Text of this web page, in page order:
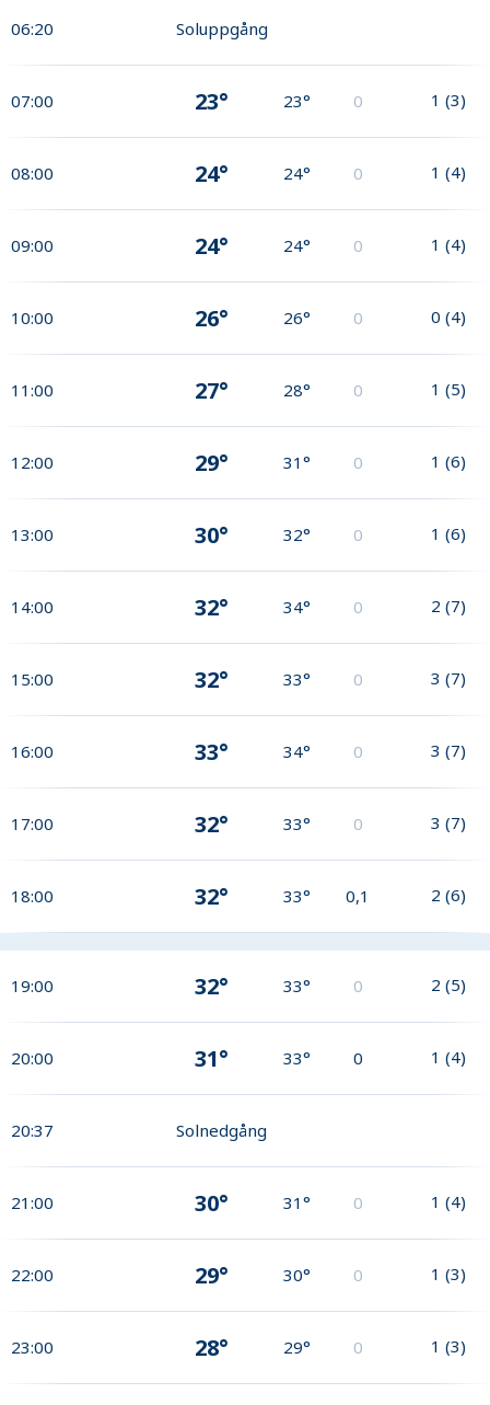
06:20 Soluppgång
07:00 23° 23° 0 1 (3)
08:00 24° 24° 0 1 (4)
09:00 24° 24° 0 1 (4)
10:00 26° 26° 0 0 (4)
11:00 27° 28° 0 1 (5)
12:00 29° 31° 0 1 (6)
13:00 30° 32° 0 1 (6)
14:00 32° 34° 0 2 (7)
15:00 32° 33° 0 3 (7)
16:00 33° 34° 0 3 (7)
17:00 32° 33° 0 3 (7)
18:00 32° 33° 0,1 2 (6)
19:00 32° 33° 0 2 (5)
20:00 31° 33° 0 1 (4)
20:37 Solnedgång
21:00 30° 31° 0 1 (4)
22:00 29° 30° 0 1 (3)
23:00 28° 29° 0 1 (3)